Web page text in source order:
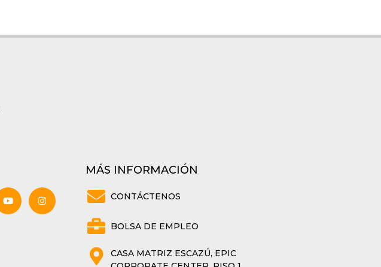
MÁS INFORMACIÓN
CONTÁCTENOS
BOLSA DE EMPLEO
CASA MATRIZ ESCAZÚ, EPIC